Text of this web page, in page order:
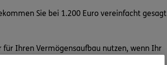
Sie bei 1.200 Euro vereinfacht gesagt
für Ihren Vermögensaufbau nutzen, wenn Ihr